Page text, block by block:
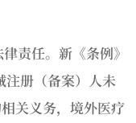
责任。新《条例》
注册（备案）人未
关义务，境外医疗